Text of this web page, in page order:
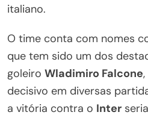
italiano.
O time conta com nomes
que tem sido um dos
goleiro Wladimiro Falcone
decisivo em diversas
a vitória contra o Inter